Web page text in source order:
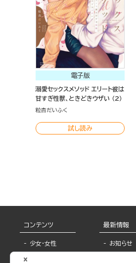
電子版
溺愛セックスメソッド エリート彼は
甘すぎ性獣、ときどきウザい （2）
粒杏だいふく
試し読み
コンテンツ
少女・女性
最新情報
お知らせ